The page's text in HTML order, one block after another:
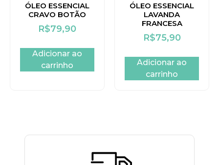
ÓLEO ESSENCIAL
CRAVO BOTÃO
R$79,90
Adicionar ao
carrinho
ÓLEO ESSENCIAL
LAVANDA
FRANCESA
R$75,90
Adicionar ao
carrinho